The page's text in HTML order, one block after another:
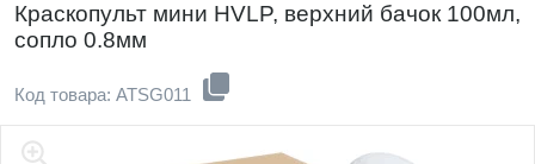
Краскопульт мини HVLP, верхний бачок 100мл,
сопло 0.8мм
Код товара: ATSG011